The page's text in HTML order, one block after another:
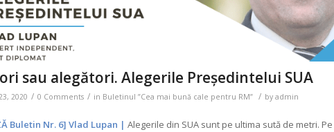
sau alegători. Alegerile Președintelui SUA
2020 / 0 Comments / in Buletinul ”Cea mai bună cale pentru RM” / by admin
Buletin Nr. 6] Vlad Lupan | Alegerile din SUA sunt pe ultima sută de metri.